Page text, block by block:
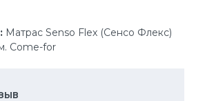
Матрас Senso Flex (Сенсо Флекс)
Come-for